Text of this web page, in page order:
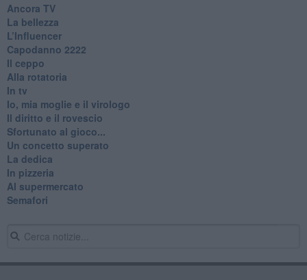
Ancora TV
La bellezza
L’Influencer
​Capodanno 2222
Il ceppo
Alla rotatoria
In tv
Io, mia moglie e il virologo
Il diritto e il rovescio
Sfortunato al gioco...
Un concetto superato
La dedica
In pizzeria
Al supermercato
Semafori